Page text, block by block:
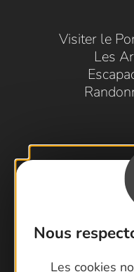
Nous
Les cookies
Visiter le
Les